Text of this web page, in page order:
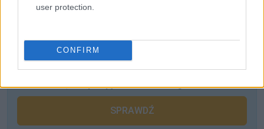
user protection.
CONFIRM
Pozostały wątpliwości? Brakuje czegoś w haśle?
Zobacz, co zyskują abonenci Dobrego słownika.
SPRAWDŹ